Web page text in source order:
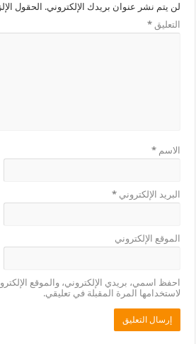
لن يتم نشر عنوان بريدك الإلكتروني. الحقول
التعليق*
الاسم*
البريد الإلكتروني*
الموقع الإلكتروني
احفظ اسمي، بريدي الإلكتروني، والموقع
لاستخدامها المرة المقبلة في تعليقي.